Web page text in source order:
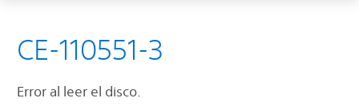
CE-110551-3
Error al leer el disco.